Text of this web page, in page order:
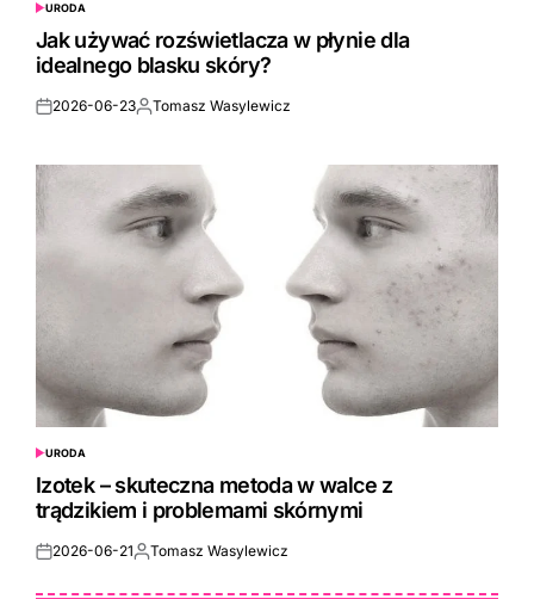
POSTED
IN
URODA
Jak używać rozświetlacza w płynie dla
idealnego blasku skóry?
Posted
2026-06-23Posted
Tomasz Wasylewicz
POSTED
IN
URODA
Izotek – skuteczna metoda w walce z
trądzikiem i problemami skórnymi
Posted
2026-06-21Posted
Tomasz Wasylewicz